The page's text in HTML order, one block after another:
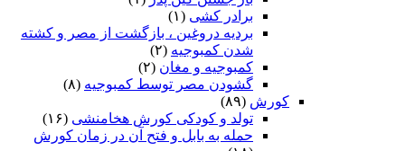
برادر کشی (۱)
بردیه دروغین ، بازگشت از مصر و کشته
شدن کمبوجیه (۲)
کمبوجیه و مغان (۲)
گشودن مصر توسط کمبوجیه (۸)
کورش (۸۹)
تولد و کودکی کورش هخامنشی (۱۶)
حمله به بابل و فتح آن در زمان کورش